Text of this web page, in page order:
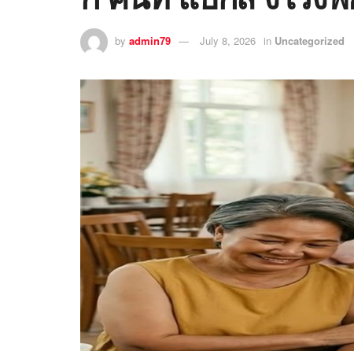
by admin79 July 8, 2026 in Uncategorized